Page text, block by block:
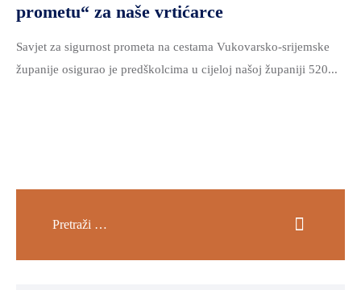
prometu“ za naše vrtićarce
Savjet za sigurnost prometa na cestama Vukovarsko-srijemske
županije osigurao je predškolcima u cijeloj našoj županiji 520...